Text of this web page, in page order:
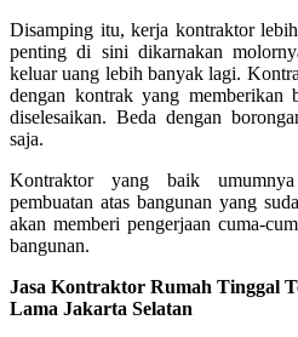
Disamping itu, kerja kontraktor
penting di sini dikarnakan
keluar uang lebih banyak lagi.
dengan kontrak yang memberikan
diselesaikan. Beda dengan
saja.
Kontraktor yang baik
pembuatan atas bangunan yang
akan memberi pengerjaan cuma-
bangunan.
Jasa Kontraktor Rumah Tinggal
Lama Jakarta Selatan